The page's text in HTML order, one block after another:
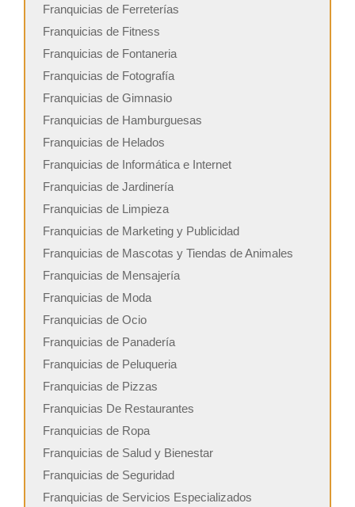
Franquicias de Ferreterías
Franquicias de Fitness
Franquicias de Fontaneria
Franquicias de Fotografía
Franquicias de Gimnasio
Franquicias de Hamburguesas
Franquicias de Helados
Franquicias de Informática e Internet
Franquicias de Jardinería
Franquicias de Limpieza
Franquicias de Marketing y Publicidad
Franquicias de Mascotas y Tiendas de Animales
Franquicias de Mensajería
Franquicias de Moda
Franquicias de Ocio
Franquicias de Panadería
Franquicias de Peluqueria
Franquicias de Pizzas
Franquicias De Restaurantes
Franquicias de Ropa
Franquicias de Salud y Bienestar
Franquicias de Seguridad
Franquicias de Servicios Especializados